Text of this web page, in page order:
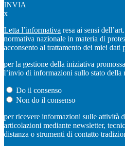
INVIA
x
Letta l’informativa resa ai sensi
normativa nazionale in materia di
acconsento al trattamento dei miei dati
per la gestione della iniziativa
l’invio di informazioni sullo stato della
Do il consenso
Non do il consenso
per ricevere informazioni sulle attività
articolazioni mediante newsletter,
distanza o strumenti di contatto